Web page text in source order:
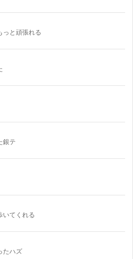
っと頑張れる
銀テ
いてくれる
たハズ